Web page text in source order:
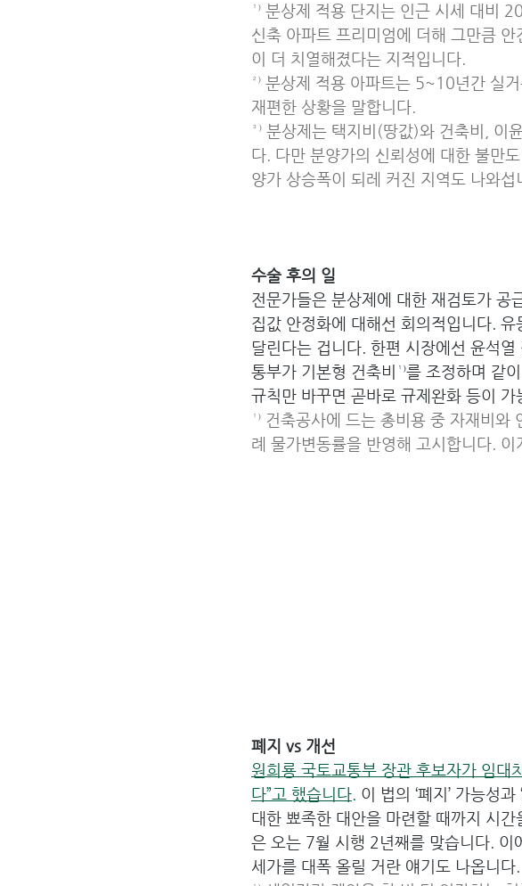
¹⁾ 분상제 적용 단지는 인근 시세 대비
신축 아파트 프리미엄에 더해 그만큼
이 더 치열해졌다는 지적입니다.
²⁾ 분상제 적용 아파트는 5~10년간 실
재편한 상황을 말합니다.
³⁾ 분상제는 택지비(땅값)와 건축비,
다. 다만 분양가의 신뢰성에 대한 불만
양가 상승폭이 되레 커진 지역도 나와섭
수술 후의 일
전문가들은 분상제에 대한 재검토가 공
집값 안정화에 대해선 회의적입니다.
달린다는 겁니다. 한편 시장에선 윤석
통부가 기본형 건축비¹⁾를 조정하며 같
규칙만 바꾸면 곧바로 규제완화 등이 가
¹⁾ 건축공사에 드는 총비용 중 자재비
례 물가변동률을 반영해 고시합니다.
폐지 vs 개선
원희룡 국토교통부 장관 후보자가 임대
다”고 했습니다. 이 법의 ‘폐지’ 가능성
대한 뾰족한 대안을 마련할 때까지 시
은 오는 7월 시행 2년째를 맞습니다. 이
세가를 대폭 올릴 거란 얘기도 나옵니다.